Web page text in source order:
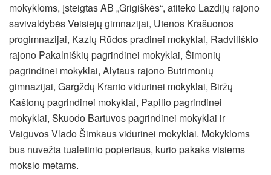
mokykloms, įsteigtas AB „Grigiškės“, atiteko Lazdijų rajono
savivaldybės Veisiejų gimnazijai, Utenos Krašuonos
progimnazijai, Kazlų Rūdos pradinei mokyklai, Radviliškio
rajono Pakalniškių pagrindinei mokyklai, Šimonių
pagrindinei mokyklai, Alytaus rajono Butrimonių
gimnazijai, Gargždų Kranto vidurinei mokyklai, Biržų
Kaštonų pagrindinei mokyklai, Papilio pagrindinei
mokyklai, Skuodo Bartuvos pagrindinei mokyklai ir
Vaiguvos Vlado Šimkaus vidurinei mokyklai. Mokykloms
bus nuvežta tualetinio popieriaus, kurio pakaks visiems
mokslo metams.